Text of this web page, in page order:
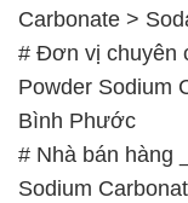
Carbonate >
# Đơn vị chuyên
Powder Sodium
Bình Phước
# Nhà bán hàng
Sodium